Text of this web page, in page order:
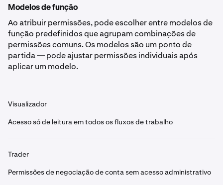
Modelos de função
Ao atribuir permissões, pode escolher entre modelos de
função predefinidos que agrupam combinações de
permissões comuns. Os modelos são um ponto de
partida — pode ajustar permissões individuais após
aplicar um modelo.
Visualizador
Acesso só de leitura em todos os fluxos de trabalho
Trader
Permissões de negociação de conta sem acesso administrativo